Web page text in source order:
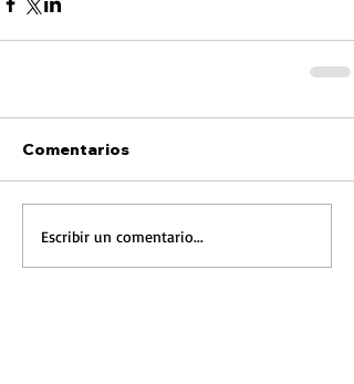
Comentarios
Escribir un comentario...